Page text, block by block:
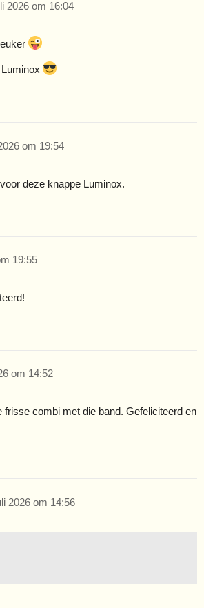
2026 om 16:04
om 19:54
deze knappe Luminox.
19:55
om 14:52
frisse combi met die band. Gefeliciteerd en
2026 om 14:56